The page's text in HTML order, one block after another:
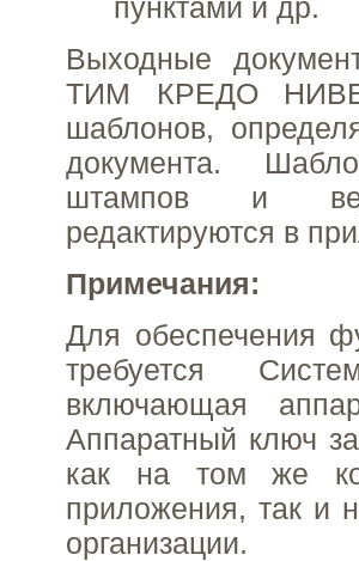
пунктами и др.
Выходные
ТИМ КРЕДО
шаблонов,
документа.
штампов и
редактируются в
Примечания:
Для обеспечения
требуется
включающая
Аппаратный ключ
как на том же
приложения, так и
организации.